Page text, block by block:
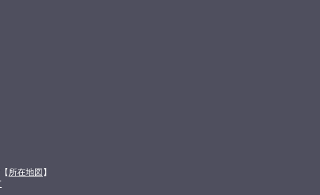
所在地図 】